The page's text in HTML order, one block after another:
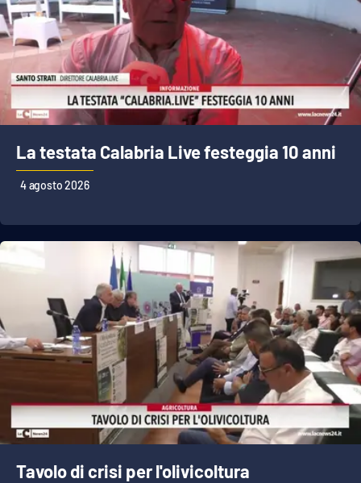
La testata Calabria Live festeggia 10 anni
4 agosto 2026
Tavolo di crisi per l'olivicoltura